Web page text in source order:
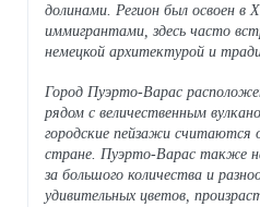
долинами. Регион был освоен в
иммигрантами, здесь часто
немецкой архитектурой и
Город Пуэрто-Варас
рядом с величественным
городские пейзажи считаются
стране. Пуэрто-Варас также
за большого количества и
удивительных цветов,